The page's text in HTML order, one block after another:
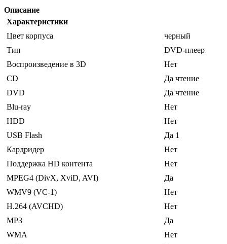
Описание
Характеристики
Цвет корпуса
черный
Тип
DVD-плеер
Воспроизведение в 3D
Нет
CD
Да чтение
DVD
Да чтение
Blu-ray
Нет
HDD
Нет
USB Flash
Да 1
Кардридер
Нет
Поддержка HD контента
Нет
MPEG4 (DivX, XviD, AVI)
Да
WMV9 (VC-1)
Нет
H.264 (AVCHD)
Нет
MP3
Да
WMA
Нет